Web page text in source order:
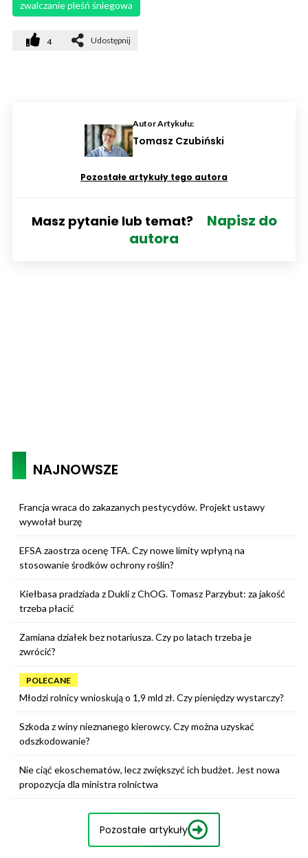
zwalczanie pleśń śniegowa
4 Udostępnij
Autor Artykułu:
Tomasz Czubiński
Pozostałe artykuły tego autora
Masz pytanie lub temat?
Napisz do
autora
NAJNOWSZE
Francja wraca do zakazanych pestycydów. Projekt ustawy
wywołał burzę
EFSA zaostrza ocenę TFA. Czy nowe limity wpłyną na
stosowanie środków ochrony roślin?
Kiełbasa pradziada z Dukli z ChOG. Tomasz Parzybut: za jakość
trzeba płacić
Zamiana działek bez notariusza. Czy po latach trzeba je
zwrócić?
POLECANE
Młodzi rolnicy wnioskują o 1,9 mld zł. Czy pieniędzy wystarczy?
Szkoda z winy nieznanego kierowcy. Czy można uzyskać
odszkodowanie?
Nie ciąć ekoschematów, lecz zwiększyć ich budżet. Jest nowa
propozycja dla ministra rolnictwa
Pozostałe artykuły